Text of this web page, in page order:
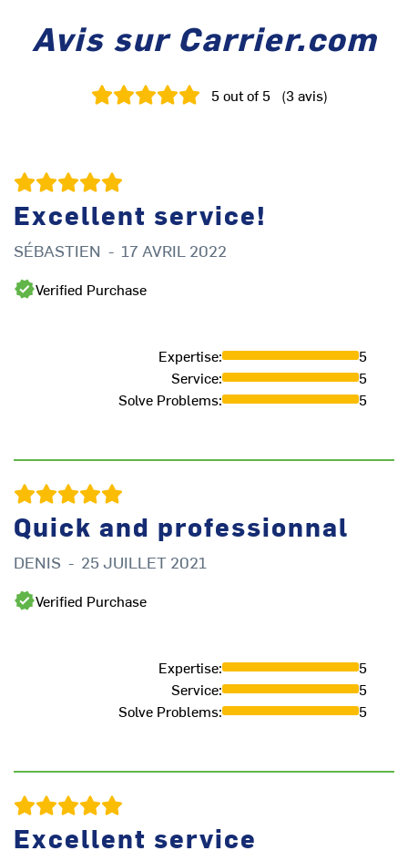
Avis sur Carrier.com
5out of 5 (3avis)
Excellent service!
SÉBASTIEN - 17 AVRIL 2022
Verified Purchase
Expertise:
5
Service:
5
Solve Problems: 5
Quick and professionnal
DENIS - 25 JUILLET 2021
Verified Purchase
Expertise:
5
Service:
5
Solve Problems: 5
Excellent service